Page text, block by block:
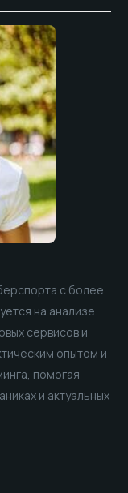
с более
на анализе
сервисов и
опытом и
помогая
и актуальных